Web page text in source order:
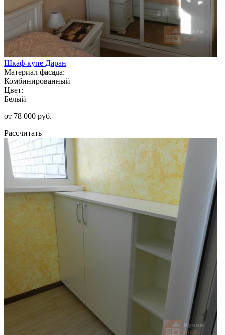
Шкаф-купе Даран
Материал фасада:
Комбинированный
Цвет:
Белый
от 78 000 руб.
Рассчитать